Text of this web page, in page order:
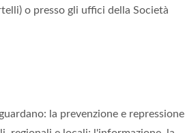
o presso gli uffici della Società
la prevenzione e repressione